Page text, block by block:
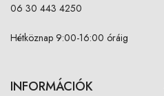
06 30 443 4250
Hétköznap 9:00-16:00 óráig
INFORMÁCIÓK